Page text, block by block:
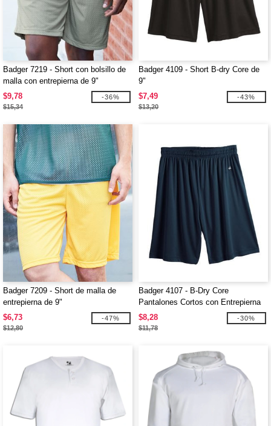
Badger 7219 - Short con bolsillo de
malla con entrepierna de 9"
$9,78
$15,34
-36%
Badger 4109 - Short B-dry Core de
9"
$7,49
$13,20
-43%
Badger 7209 - Short de malla de
entrepierna de 9"
$6,73
$12,80
-47%
Badger 4107 - B-Dry Core
Pantalones Cortos con Entrepierna
de 7''
$8,28
$11,78
-30%